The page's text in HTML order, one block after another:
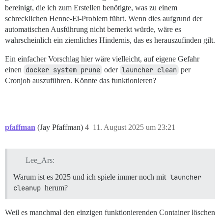
bereinigt, die ich zum Erstellen benötigte, was zu einem
schrecklichen Henne-Ei-Problem führt. Wenn dies aufgrund der
automatischen Ausführung nicht bemerkt würde, wäre es
wahrscheinlich ein ziemliches Hindernis, das es herauszufinden gilt.
Ein einfacher Vorschlag hier wäre vielleicht, auf eigene Gefahr
einen docker system prune oder launcher clean per
Cronjob auszuführen. Könnte das funktionieren?
pfaffman (Jay Pfaffman) 11. August 2025 um 23:21
4
Lee_Ars:
Warum ist es 2025 und ich spiele immer noch mit launcher
cleanup herum?
Weil es manchmal den einzigen funktionierenden Container löschen